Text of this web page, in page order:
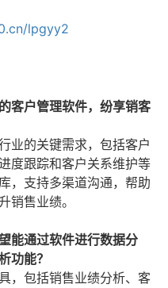
lpgyy2
客户管理软件，纷享销客
业的关键需求，包括客户
度跟踪和客户关系维护等
，支持多渠道沟通，帮助
销售业绩。
能通过软件进行数据分
功能？
，包括销售业绩分析、客